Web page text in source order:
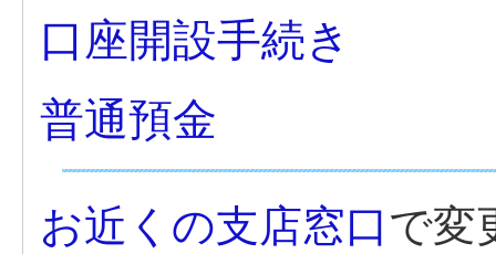
口座開設手続き
普通預金
お近くの支店窓口で変